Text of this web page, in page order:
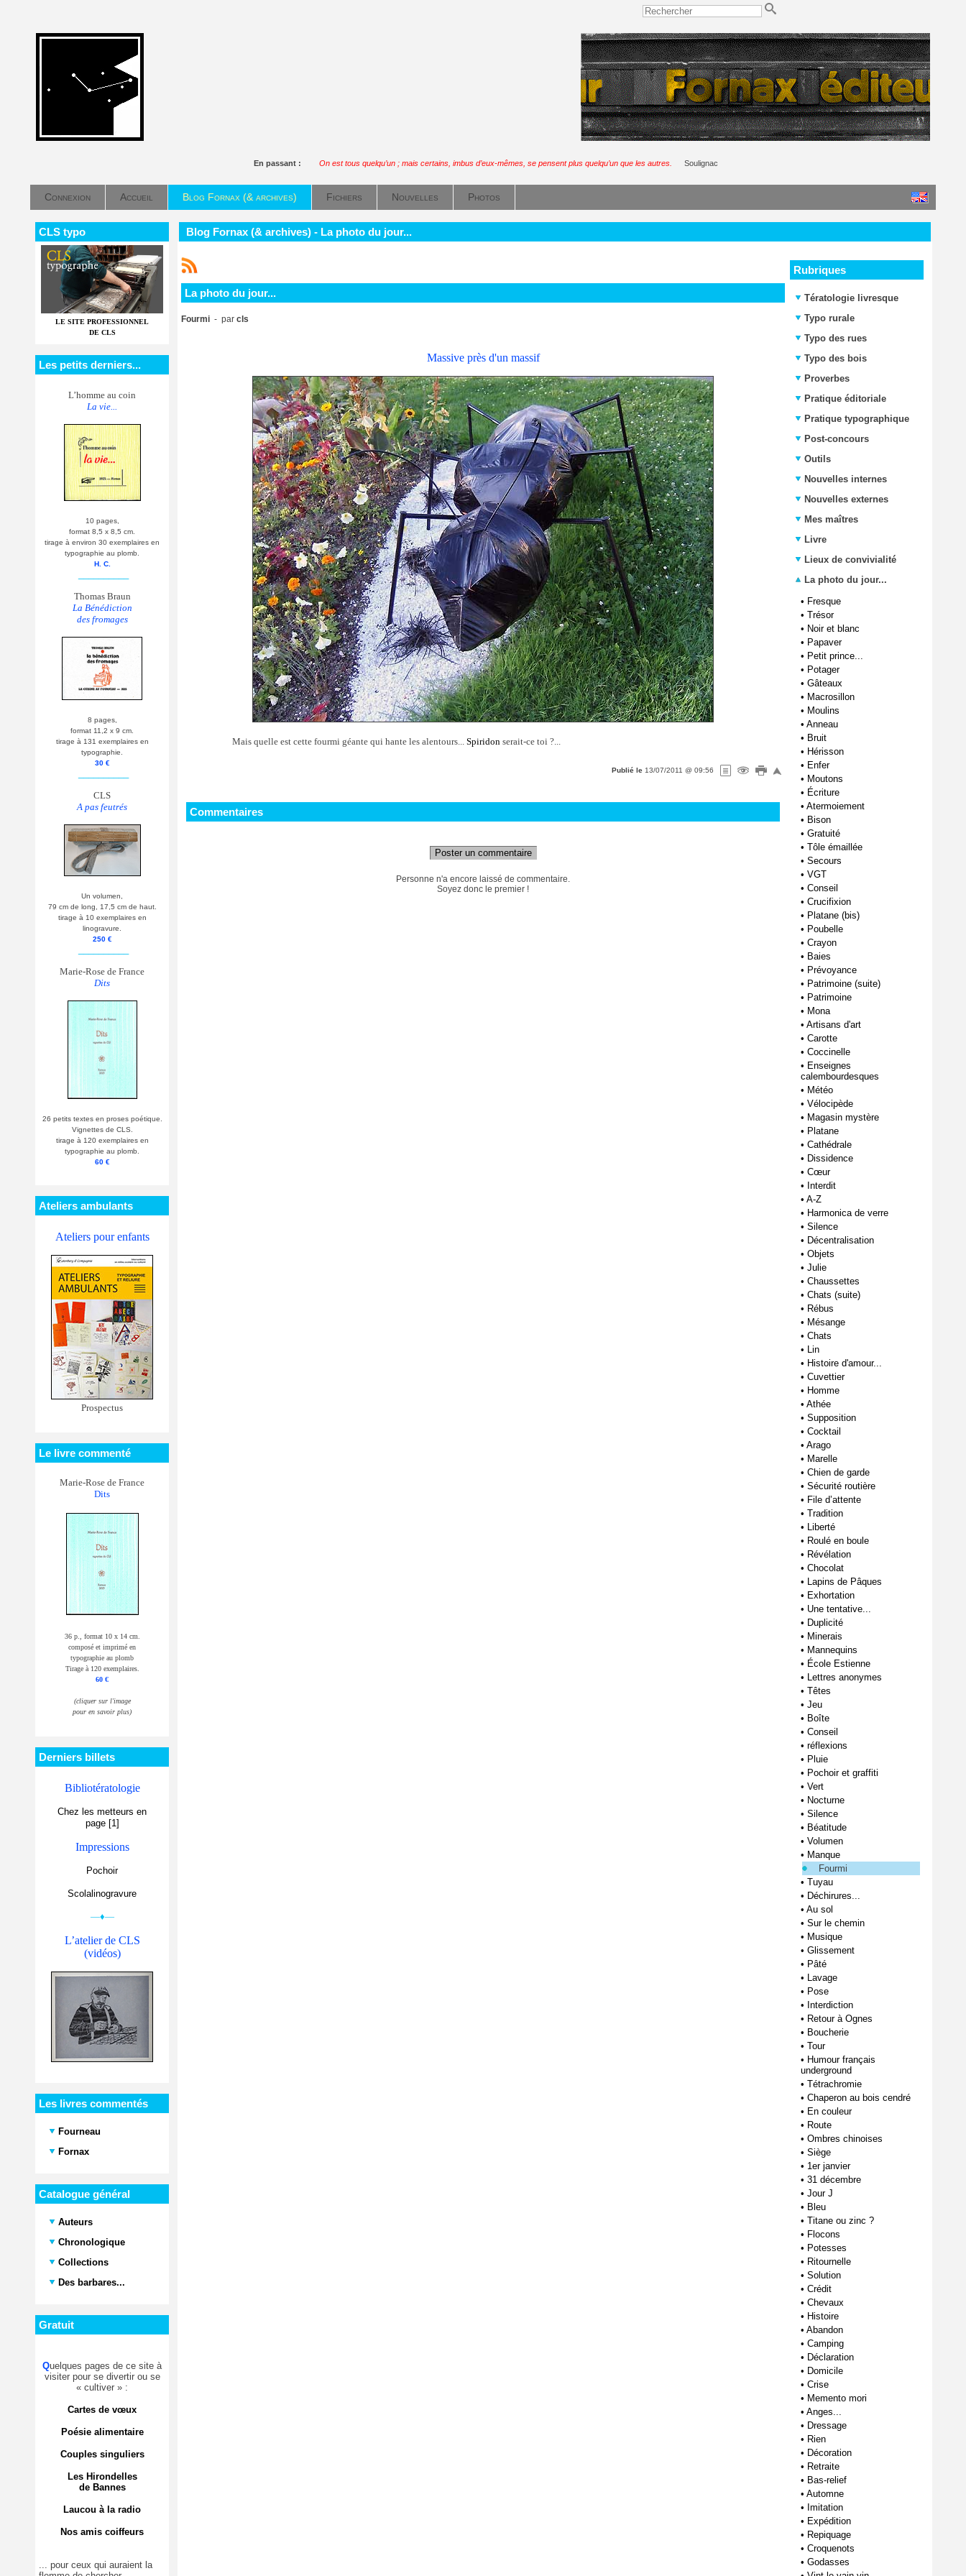
En passant : On est tous quelqu’un ; mais certains, imbus d’eux-mêmes, se pensent plus quelqu’un que les autres. Soulignac
Connexion Accueil Blog Fornax (& archives) Fichiers Nouvelles Photos
CLS typo
LE SITE PROFESSIONNEL
DE CLS
Les petits derniers...
L’homme au coin
La vie...
10 pages,
format 8,5 x 8,5 cm.
tirage à environ 30 exemplaires en
typographie au plomb.
H. C.
Thomas Braun
La Bénédiction
des fromages
8 pages,
format 11,2 x 9 cm.
tirage à 131 exemplaires en
typographie.
30 €
CLS
A pas feutrés
Un volumen,
79 cm de long, 17,5 cm de haut.
tirage à 10 exemplaires en
linogravure.
250 €
Marie-Rose de France
Dits
26 petits textes en proses poétique.
Vignettes de CLS.
tirage à 120 exemplaires en
typographie au plomb.
60 €
Ateliers ambulants
Ateliers pour enfants
Prospectus
Le livre commenté
Marie-Rose de France
Dits
36 p., format 10 x 14 cm.
composé et imprimé en
typographie au plomb
Tirage à 120 exemplaires.
60 €
(cliquer sur l'image
pour en savoir plus)
Derniers billets
Bibliotératologie
Chez les metteurs en
page [1]
Impressions
Pochoir
Scolalinogravure
—♦—
L’atelier de CLS
(vidéos)
Les livres commentés
Fourneau
Fornax
Catalogue général
Auteurs
Chronologique
Collections
Des barbares...
Gratuit
Quelques pages de ce site à
visiter pour se divertir ou se
« cultiver » :
Cartes de vœux
Poésie alimentaire
Couples singuliers
Les Hirondelles
de Bannes
Laucou à la radio
Nos amis coiffeurs
... pour ceux qui auraient la
Blog Fornax (& archives) - La photo du jour...
La photo du jour...
Fourmi - par cls
Massive près d'un massif
Mais quelle est cette fourmi géante qui hante les alentours...Spiridon serait-ce toi ?...
Publié le 13/07/2011 @ 09:56
Commentaires
Poster un commentaire
Personne n'a encore laissé de commentaire.
Soyez donc le premier !
Rubriques
Tératologie livresque
Typo rurale
Typo des rues
Typo des bois
Proverbes
Pratique éditoriale
Pratique typographique
Post-concours
Outils
Nouvelles internes
Nouvelles externes
Mes maîtres
Livre
Lieux de convivialité
La photo du jour...
• Fresque
• Trésor
• Noir et blanc
• Papaver
• Petit prince...
• Potager
• Gâteaux
• Macrosillon
• Moulins
• Anneau
• Bruit
• Hérisson
• Enfer
• Moutons
• Écriture
• Atermoiement
• Bison
• Gratuité
• Tôle émaillée
• Secours
• VGT
• Conseil
• Crucifixion
• Platane (bis)
• Poubelle
• Crayon
• Baies
• Prévoyance
• Patrimoine (suite)
• Patrimoine
• Mona
• Artisans d'art
• Carotte
• Coccinelle
• Enseignes
calembourdesques
• Météo
• Vélocipède
• Magasin mystère
• Platane
• Cathédrale
• Dissidence
• Cœur
• Interdit
• A-Z
• Harmonica de verre
• Silence
• Décentralisation
• Objets
• Julie
• Chaussettes
• Chats (suite)
• Rébus
• Mésange
• Chats
• Lin
• Histoire d'amour...
• Cuvettier
• Homme
• Athée
• Supposition
• Cocktail
• Arago
• Marelle
• Chien de garde
• Sécurité routière
• File d’attente
• Tradition
• Liberté
• Roulé en boule
• Révélation
• Chocolat
• Lapins de Pâques
• Exhortation
• Une tentative...
• Duplicité
• Minerais
• Mannequins
• École Estienne
• Lettres anonymes
• Têtes
• Jeu
• Boîte
• Conseil
• réflexions
• Pluie
• Pochoir et graffiti
• Vert
• Nocturne
• Silence
• Béatitude
• Volumen
• Manque
Fourmi
• Tuyau
• Déchirures...
• Au sol
• Sur le chemin
• Musique
• Glissement
• Pâté
• Lavage
• Pose
• Interdiction
• Retour à Ognes
• Boucherie
• Tour
• Humour français
underground
• Tétrachromie
• Chaperon au bois cendré
• En couleur
• Route
• Ombres chinoises
• Siège
• 1er janvier
• 31 décembre
• Jour J
• Bleu
• Titane ou zinc ?
• Flocons
• Potesses
• Ritournelle
• Solution
• Crédit
• Chevaux
• Histoire
• Abandon
• Camping
• Déclaration
• Domicile
• Crise
• Memento mori
• Anges...
• Dressage
• Rien
• Décoration
• Retraite
• Bas-relief
• Automne
• Imitation
• Expédition
• Repiquage
• Croquenots
• Godasses